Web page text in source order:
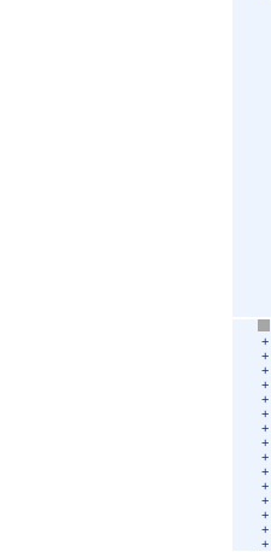
+
+
+
+
+
+
+
+
+
+
+
+
+
+
+